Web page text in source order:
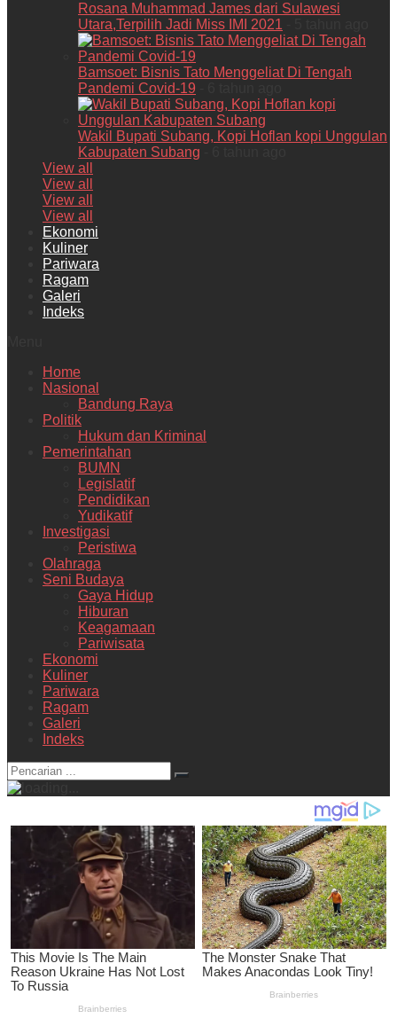
Rosana Muhammad James dari Sulawesi
Utara,Terpilih Jadi Miss IMI 2021
Bamsoet: Bisnis Tato Menggeliat Di Tengah
Pandemi Covid-19
Wakil Bupati Subang, Kopi Hoflan kopi Unggulan
Kabupaten Subang
View all
View all
View all
View all
Ekonomi
Kuliner
Pariwara
Ragam
Galeri
Indeks
Home
Nasional
Bandung Raya
Politik
Hukum dan Kriminal
Pemerintahan
BUMN
Legislatif
Pendidikan
Yudikatif
Investigasi
Peristiwa
Olahraga
Seni Budaya
Gaya Hidup
Hiburan
Keagamaan
Pariwisata
Ekonomi
Kuliner
Pariwara
Ragam
Galeri
Indeks